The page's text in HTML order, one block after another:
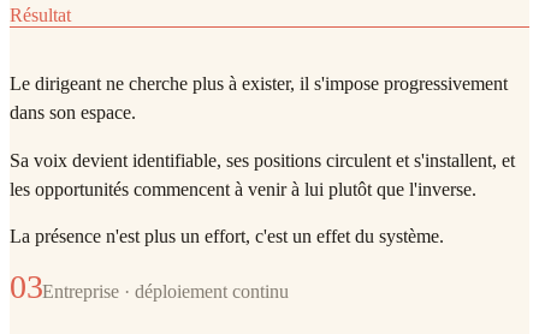
Résultat
Le dirigeant ne cherche plus à exister, il s'impose progressivement
dans son espace.
Sa voix devient identifiable, ses positions circulent et s'installent, et
les opportunités commencent à venir à lui plutôt que l'inverse.
La présence n'est plus un effort, c'est un effet du système.
03Entreprise · déploiement continu